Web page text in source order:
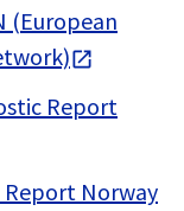
(European
Report
Report Norway